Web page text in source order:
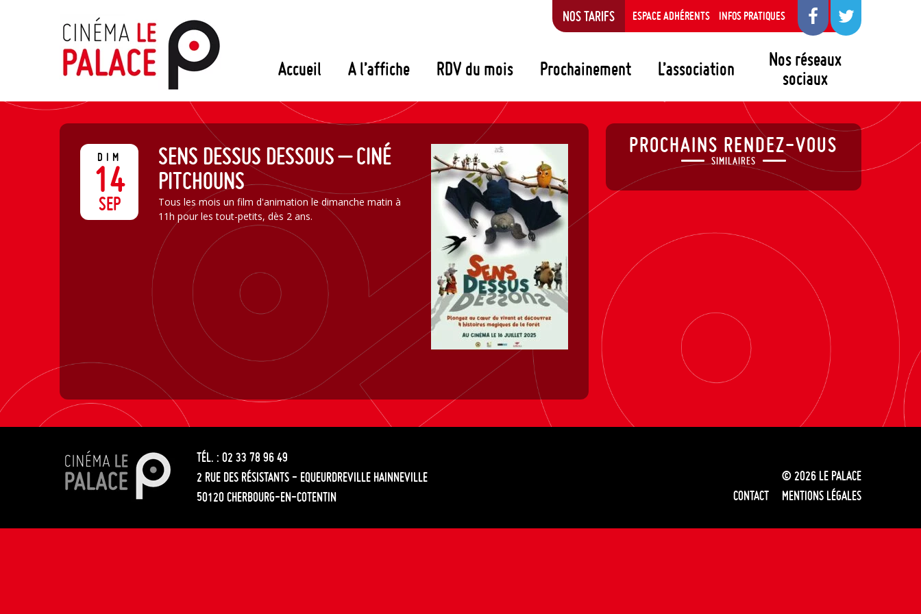
Accueil A l’affiche RDV du mois Prochainement L’association
Nos réseaux
sociaux
NOS TARIFS ESPACE ADHÉRENTS INFOS PRATIQUES
DIM
14
SEP
SENS DESSUS DESSOUS – CINÉ
PITCHOUNS
Tous les mois un film d'animation le dimanche matin à
11h pour les tout-petits, dès 2 ans.
PROCHAINS RENDEZ-VOUS
SIMILAIRES
© 2026 LE PALACE
CONTACT
MENTIONS LÉGALES
TÉL. : 02 33 78 96 49
2 RUE DES RÉSISTANTS - EQUEURDREVILLE HAINNEVILLE
50120 CHERBOURG-EN-COTENTIN